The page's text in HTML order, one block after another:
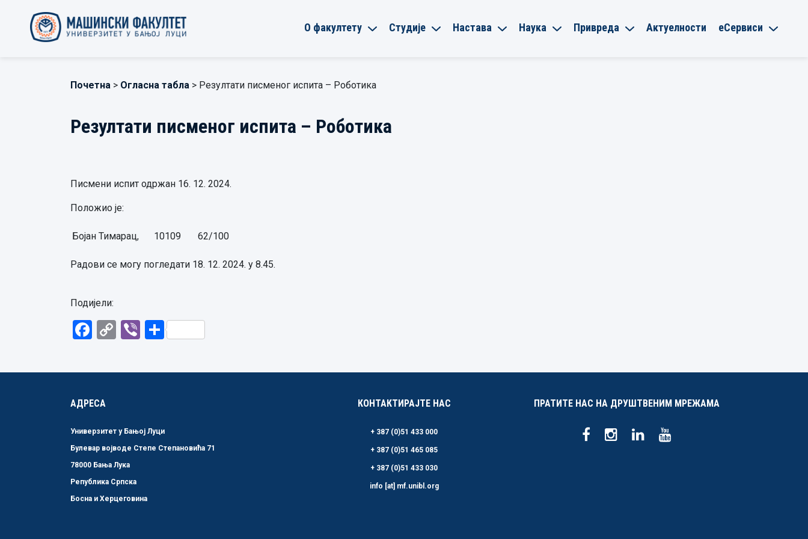
О факултету Студије Настава Наука Привреда Актуелности еСервиси
Почетна > Огласна табла > Резултати писменог испита – Роботика
Резултати писменог испита – Роботика
Писмени испит одржан 16. 12. 2024.
Положио је:
Бојан Тимарац, 10109 62/100
Радови се могу погледати 18. 12. 2024. у 8.45.
Подијели:
Facebook
CopyViberShare
АДРЕСА
Универзитет у Бањој Луци
Булевар војводе Степе Степановића 71
78000 Бања Лука
Република Српска
Босна и Херцеговина
КОНТАКТИРАЈТЕ НАС
+ 387 (0)51 433 000
+ 387 (0)51 465 085
+ 387 (0)51 433 030
info [at] mf.unibl.org
ПРАТИТЕ НАС НА ДРУШТВЕНИМ МРЕЖАМА